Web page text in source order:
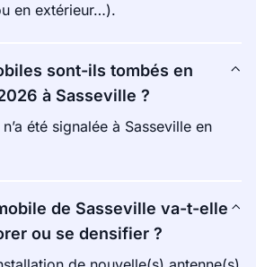
en extérieur…).
sont-ils tombés en
à Sasseville ?
été signalée à Sasseville en
de Sasseville va-t-elle
ou se densifier ?